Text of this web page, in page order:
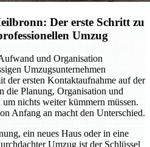
Der erste Schritt zu
Umzug
und Organisation
Umzugsunternehmen
der ersten Kontaktaufnahme auf der
die Planung, Organisation und
nichts weiter kümmern müssen.
Anfang an macht den Unterschied.
ein neues Haus oder in eine
Umzug ist der Schlüssel